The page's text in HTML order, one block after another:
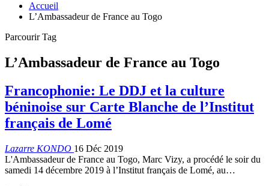
Accueil
L’Ambassadeur de France au Togo
Parcourir Tag
L’Ambassadeur de France au Togo
Francophonie: Le DDJ et la culture
béninoise sur Carte Blanche de l’Institut
français de Lomé
Lazarre KONDO 16 Déc 2019
L'Ambassadeur de France au Togo, Marc Vizy, a procédé le soir du
samedi 14 décembre 2019 à l’Institut français de Lomé, au…